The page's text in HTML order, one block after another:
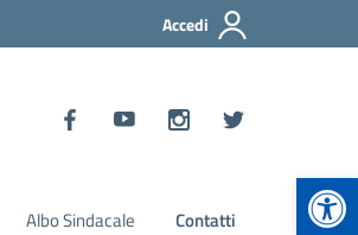
Accedi
Albo Sindacale Contatti